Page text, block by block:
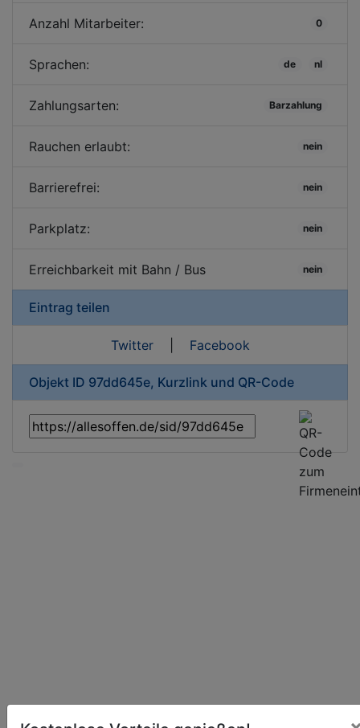
Anzahl Mitarbeiter: 0
Sprachen: de nl
Zahlungsarten: Barzahlung
Rauchen erlaubt: nein
Barrierefrei: nein
Parkplatz: nein
Erreichbarkeit mit Bahn / Bus nein
Eintrag teilen
Twitter| Facebook
Objekt ID 97dd645e, Kurzlink und QR-Code